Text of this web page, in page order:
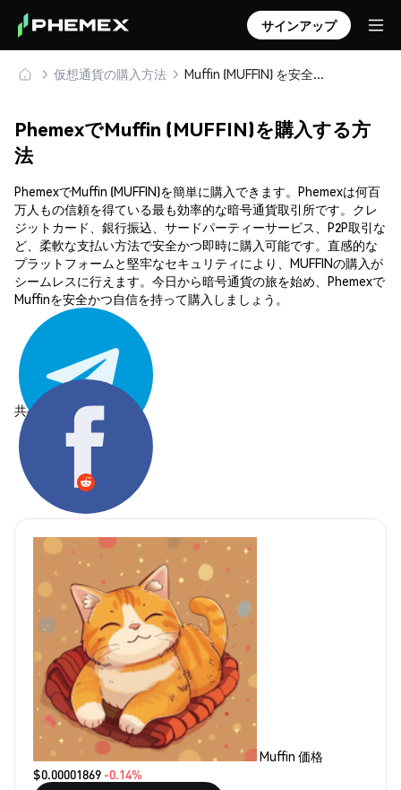
サインアップ
仮想通貨の購入方法 Muffin (MUFFIN) を安全に購入・保管
PhemexでMuffin (MUFFIN)を購入する方
法
PhemexでMuffin (MUFFIN)を簡単に購入できます。Phemexは何百
万人もの信頼を得ている最も効率的な暗号通貨取引所です。クレ
ジットカード、銀行振込、サードパーティーサービス、P2P取引な
ど、柔軟な支払い方法で安全かつ即時に購入可能です。直感的な
プラットフォームと堅牢なセキュリティにより、MUFFINの購入が
シームレスに行えます。今日から暗号通貨の旅を始め、Phemexで
Muffinを安全かつ自信を持って購入しましょう。
共有する:
Muffin 価格
$0.00001869 -0.14%